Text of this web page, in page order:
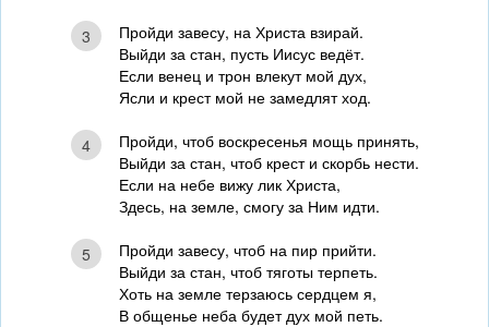
3
Пройди завесу, на Христа взирай.
Выйди за стан, пусть Иисус ведёт.
Если венец и трон влекут мой дух,
Ясли и крест мой не замедлят ход.
4
Пройди, чтоб воскресенья мощь принять,
Выйди за стан, чтоб крест и скорбь нести.
Если на небе вижу лик Христа,
Здесь, на земле, смогу за Ним идти.
5
Пройди завесу, чтоб на пир прийти.
Выйди за стан, чтоб тяготы терпеть.
Хоть на земле терзаюсь сердцем я,
В общенье неба будет дух мой петь.